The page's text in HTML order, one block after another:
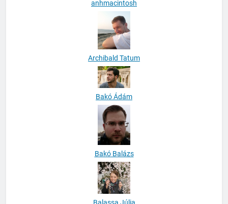
anhmacintosh
Archibald Tatum
Bakó Ádám
Bakó Balázs